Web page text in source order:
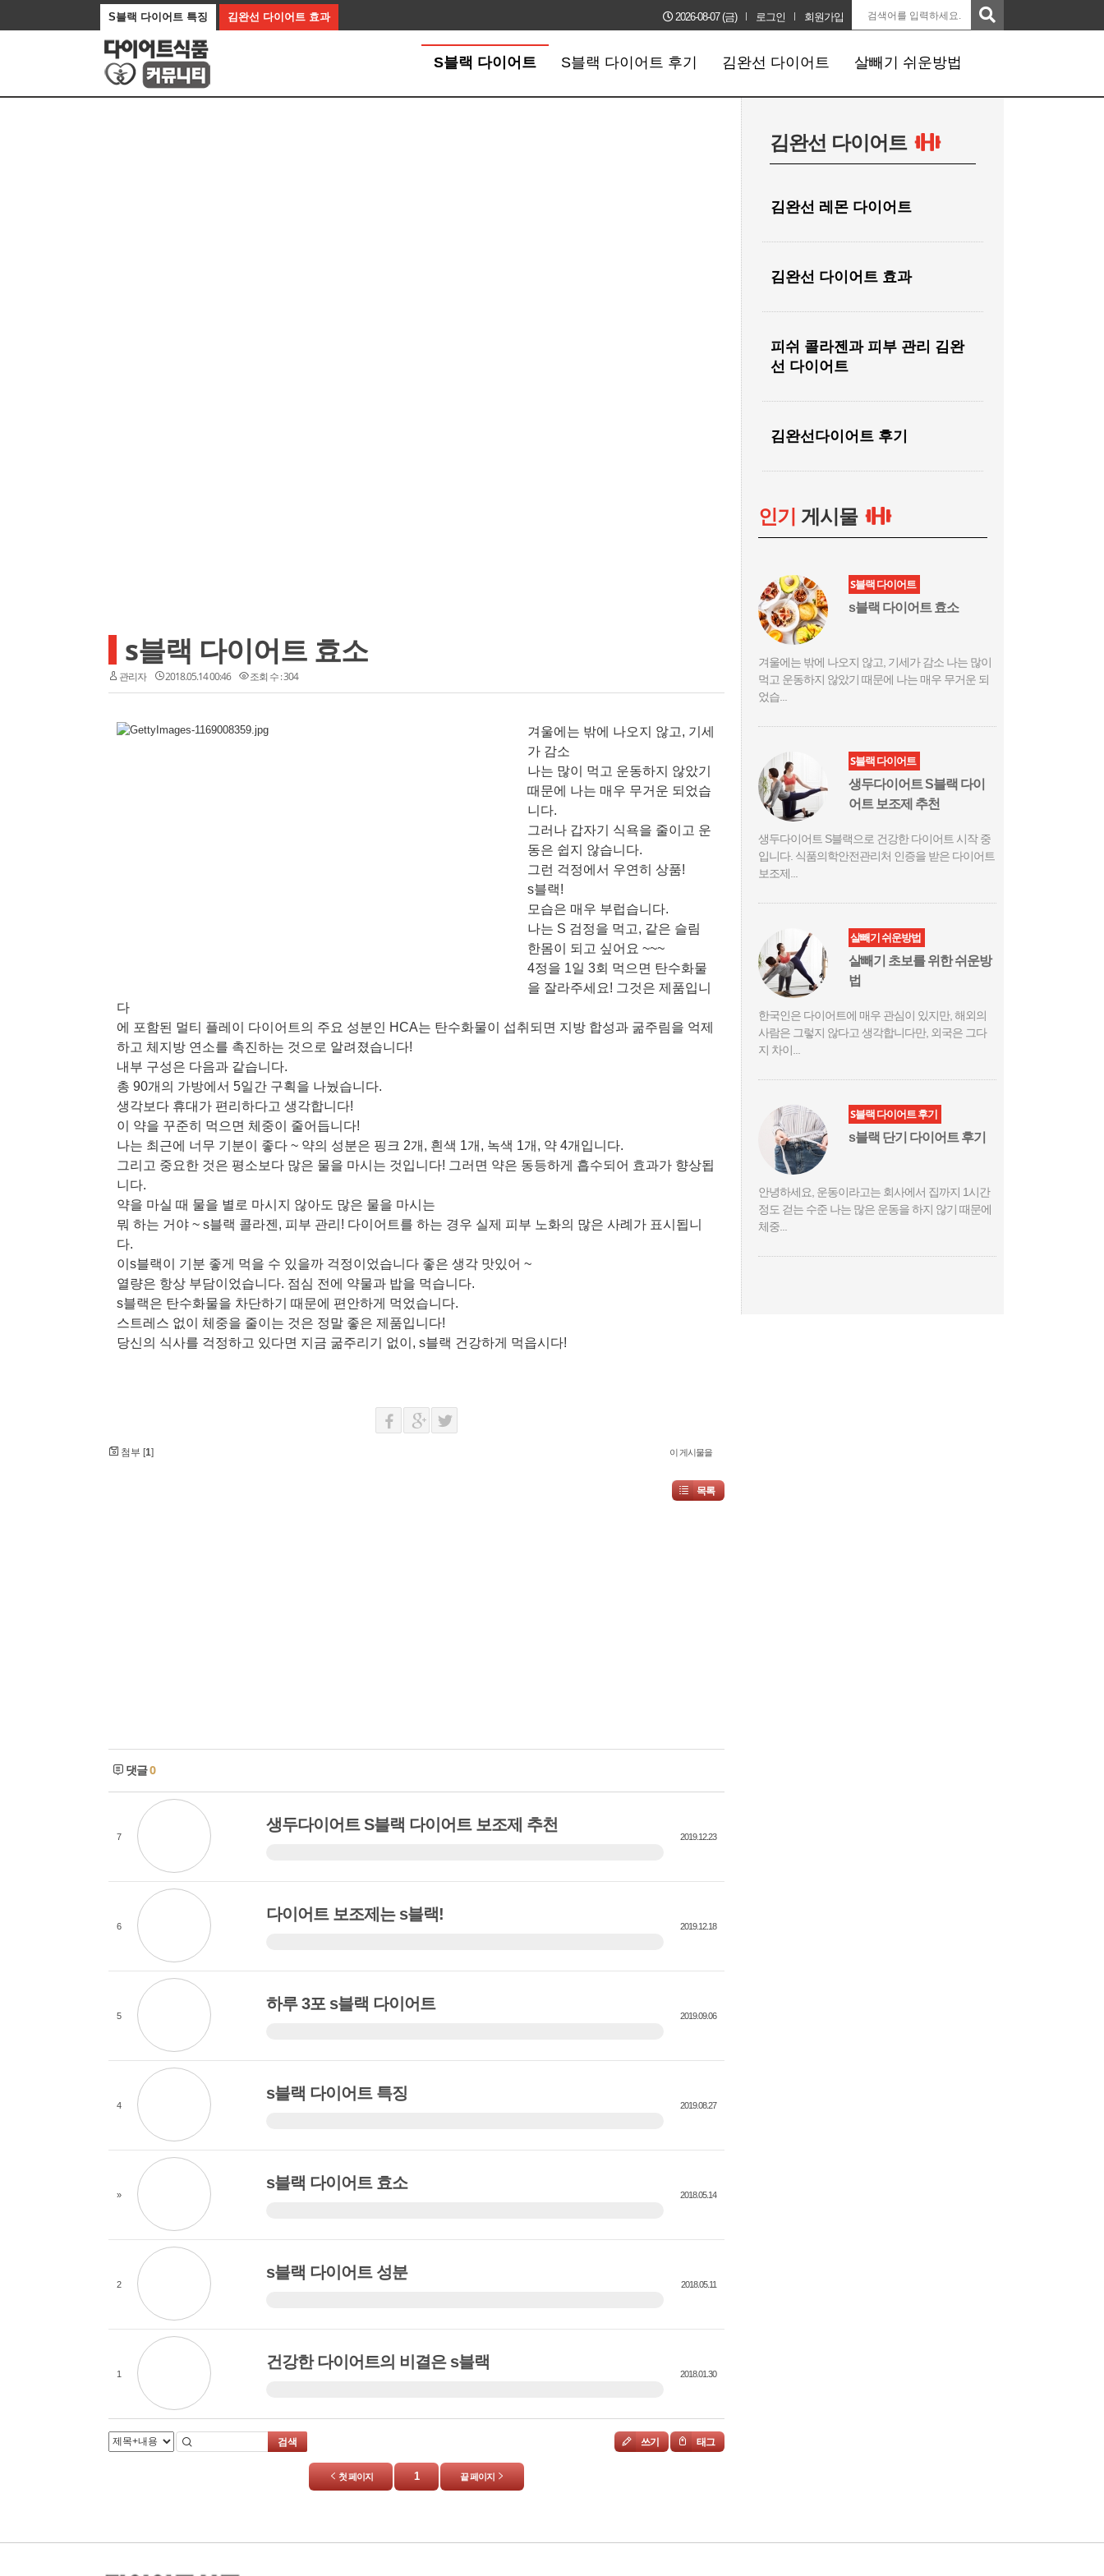
S블랙 다이어트 특징 김완선 다이어트 효과 2026-08-07 (금) 로그인 회원가입
S블랙 다이어트 S블랙 다이어트 후기 김완선 다이어트 살빼기 쉬운방법
s블랙 다이어트 효소
관리자 2018.05.14 00:46 조회 수 : 304
겨울에는 밖에 나오지 않고, 기세
가 감소
나는 많이 먹고 운동하지 않았기
때문에 나는 매우 무거운 되었습
니다.
그러나 갑자기 식욕을 줄이고 운
동은 쉽지 않습니다.
그런 걱정에서 우연히 상품!
s블랙!
모습은 매우 부럽습니다.
나는 S 검정을 먹고, 같은 슬림
한몸이 되고 싶어요 ~~~
4정을 1일 3회 먹으면 탄수화물
을 잘라주세요! 그것은 제품입니
다
에 포함된 멀티 플레이 다이어트의 주요 성분인 HCA는 탄수화물이 섭취되면 지방 합성과 굶주림을 억제
하고 체지방 연소를 촉진하는 것으로 알려졌습니다!
내부 구성은 다음과 같습니다.
총 90개의 가방에서 5일간 구획을 나눴습니다.
생각보다 휴대가 편리하다고 생각합니다!
이 약을 꾸준히 먹으면 체중이 줄어듭니다!
나는 최근에 너무 기분이 좋다 ~ 약의 성분은 핑크 2개, 흰색 1개, 녹색 1개, 약 4개입니다.
그리고 중요한 것은 평소보다 많은 물을 마시는 것입니다! 그러면 약은 동등하게 흡수되어 효과가 향상됩
니다.
약을 마실 때 물을 별로 마시지 않아도 많은 물을 마시는
뭐 하는 거야 ~ s블랙 콜라젠, 피부 관리! 다이어트를 하는 경우 실제 피부 노화의 많은 사례가 표시됩니
다.
이s블랙이 기분 좋게 먹을 수 있을까 걱정이었습니다 좋은 생각 맛있어 ~
열량은 항상 부담이었습니다. 점심 전에 약물과 밥을 먹습니다.
s블랙은 탄수화물을 차단하기 때문에 편안하게 먹었습니다.
스트레스 없이 체중을 줄이는 것은 정말 좋은 제품입니다!
당신의 식사를 걱정하고 있다면 지금 굶주리기 없이, s블랙 건강하게 먹읍시다!
첨부 [1] 이 게시물을
목록
댓글0
7
생두다이어트 S블랙 다이어트 보조제 추천
증을 받은 다이어트 보조제 안심하고 먹을 수 있어요. 다이어트 이제 먹으면서 하
화물 섭취가 많으신분! 늦은 저녁 잦은 회식으로 뱃살이 고민이신분! 1일 ...
2019.12.23
6
다이어트 보조제는 s블랙!
이용한 지방분해를 통해 먹으면서 빼는 다이어트 보조제 인데요. 지금 바로 소개합
적인 효과를 주는것으로써 아밀라아제는 탄수화물과 단백질을 분해 소화를...
2019.12.18
5
하루 3포 s블랙 다이어트
니다 김의 슬림 한 몸매를 보고 나는 그렇게 많이 느꼈습니다. 너는 나보다 나이가
확인했어요 맞아 ~ 김완선의 s블랙이었습니다. 선언 지난 9월 JTBC 엔터...
2019.09.06
4
s블랙 다이어트 특징
~ 다이어트 기능성 주성분 L 카르니틴, HCA 녹색 커피콩 탄수화물, 지방, 포도당을
필수적인 효소 다이어트 2. 생선 콜라젠 피부 건강을 위한 다이어트 3. ...
2019.08.27
»
s블랙 다이어트 효소
나는 매우 무거운 되었습니다. 그러나 갑자기 식욕을 줄이고 운동은 쉽지 않습니
고, 같은 슬림 한몸이 되고 싶어요 ~~~ 4정을 1일 3회 먹으면 탄수화물을 ...
2018.05.14
2
s블랙 다이어트 성분
이 있지만 다이어트를 해야 합니다. 다이어트를 시작하는 것은 어렵다 해야 할 일
트 시작 s블랙으로 가을의 특별 할인을 받으세요 김완선의 특별 다이어트 ...
2018.05.11
1
건강한 다이어트의 비결은 s블랙
다이어트 식품 바로 먹을 수 있는 김완선의 S 블랙 다이어트와 건강한 다이어트 ^^
지난해 나는 과체중했기 때문에 2019년에 체중을 줄 수 있도록 하고 있습니다. S
검은 스타킹은 최근 유명합니다 유명해질 이유가 있습니다! 이유를 설명하...
2018.01.30
쓰기 태그
검색
첫 페이지 1 끝 페이지
김완선 다이어트
김완선 레몬 다이어트
김완선 다이어트 효과
피쉬 콜라젠과 피부 관리 김완
선 다이어트
김완선다이어트 후기
인기 게시물
S블랙 다이어트
s블랙 다이어트 효소
겨울에는 밖에 나오지 않고, 기세가 감소 나는 많이
먹고 운동하지 않았기 때문에 나는 매우 무거운 되
었습...
S블랙 다이어트
생두다이어트 S블랙 다이
어트 보조제 추천
생두다이어트 S블랙으로 건강한 다이어트 시작 중
입니다. 식품의학안전관리처 인증을 받은 다이어트
보조제...
살빼기 쉬운방법
살빼기 초보를 위한 쉬운방
법
한국인은 다이어트에 매우 관심이 있지만, 해외의
사람은 그렇지 않다고 생각합니다만, 외국은 그다
지 차이...
S블랙 다이어트 후기
s블랙 단기 다이어트 후기
안녕하세요, 운동이라고는 회사에서 집까지 1시간
정도 걷는 수준 나는 많은 운동을 하지 않기 때문에
체중...